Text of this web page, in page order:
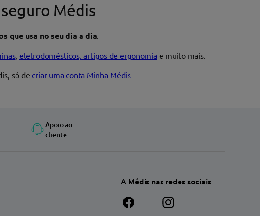
Médis
que usa no seu dia a dia.
, eletrodomésticos, artigos de ergonomia e muito mais.
só de criar uma conta Minha Médis
Apoio ao
cliente
A Médis nas redes sociais